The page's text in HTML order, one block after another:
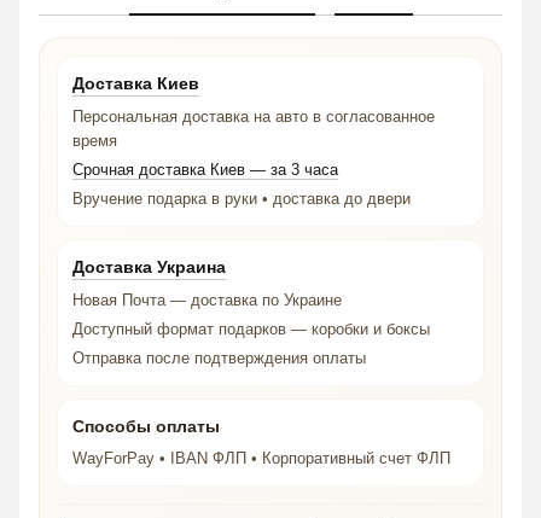
Доставка Киев
Персональная доставка на авто в согласованное
время
Срочная доставка Киев — за 3 часа
Вручение подарка в руки • доставка до двери
Доставка Украина
Новая Почта — доставка по Украине
Доступный формат подарков — коробки и боксы
Отправка после подтверждения оплаты
Способы оплаты
WayForPay • IBAN ФЛП • Корпоративный счет ФЛП